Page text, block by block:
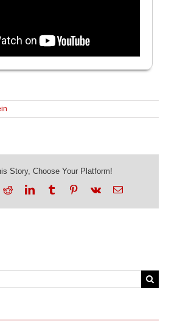
Story, Choose Your Platform!
RedditLinkedInTumblrPinterest
Vk
E-